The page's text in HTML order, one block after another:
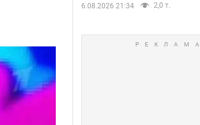
6.08.2026 21:34 2,0 т.